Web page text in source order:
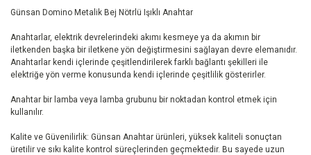
Günsan Domino Metalik Bej Nötrlü Işıklı Anahtar
Anahtarlar, elektrik devrelerindeki akımı kesmeye ya da akımın bir
iletkenden başka bir iletkene yön değiştirmesini sağlayan devre elemanıdır.
Anahtarlar kendi içlerinde çeşitlendirilerek farklı bağlantı şekilleri ile
elektriğe yön verme konusunda kendi içlerinde çeşitlilik gösterirler.
Anahtar bir lamba veya lamba grubunu bir noktadan kontrol etmek için
kullanılır.
Kalite ve Güvenilirlik: Günsan Anahtar ürünleri, yüksek kaliteli sonuçtan
üretilir ve sıkı kalite kontrol süreçlerinden geçmektedir. Bu sayede uzun